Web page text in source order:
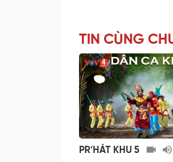
TIN CÙNG
PR’HÁT KHU 5